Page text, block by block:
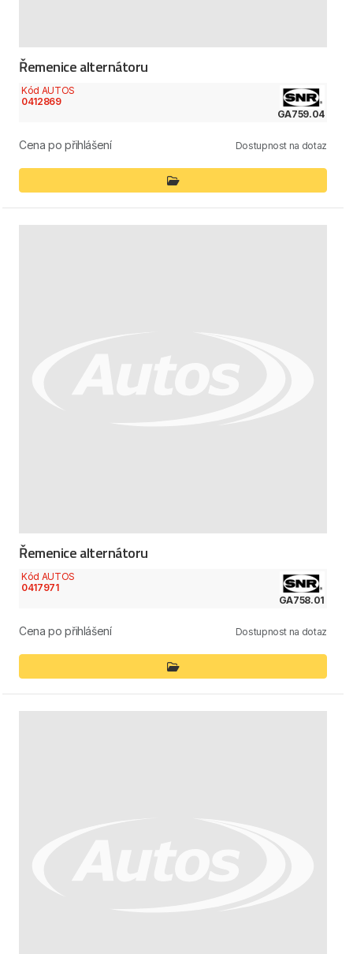
Řemenice alternátoru
Kód AUTOS
0412869
GA759.04
Cena po přihlášení Dostupnost na dotaz
Řemenice alternátoru
Kód AUTOS
0417971
GA758.01
Cena po přihlášení Dostupnost na dotaz